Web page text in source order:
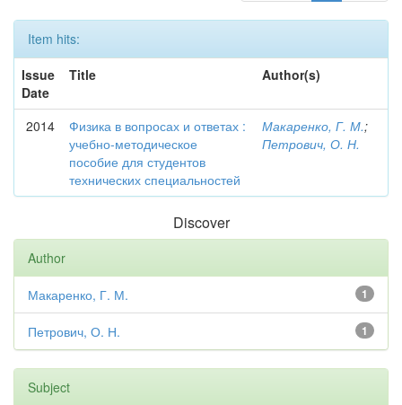
Item hits:
Issue
Date
Title Author(s)
2014
Физика в вопросах и ответах :
учебно-методическое
пособие для студентов
технических специальностей
Макаренко, Г. М.;
Петрович, О. Н.
Discover
Author
1
Макаренко, Г. М.
1
Петрович, О. Н.
Subject